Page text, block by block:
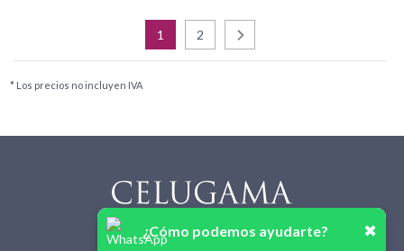
1 2
* Los precios no incluyen IVA
¿Cómo podemos ayudarte? ✖